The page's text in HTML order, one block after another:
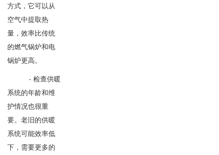
方式，它可以从
空气中提取热
量，效率比传统
的燃气锅炉和电
锅炉更高。
- 检查供暖
系统的年龄和维
护情况也很重
要。老旧的供暖
系统可能效率低
下，需要更多的